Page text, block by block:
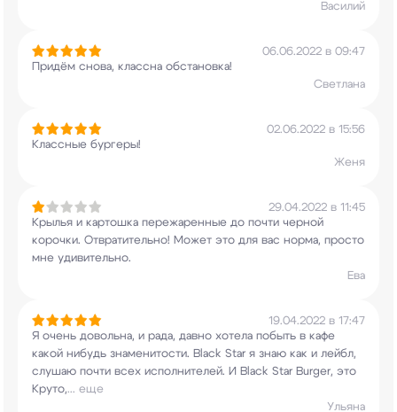
Василий
06.06.2022 в 09:47
Придём снова, классна обстановка!
Светлана
02.06.2022 в 15:56
Классные бургеры!
Женя
29.04.2022 в 11:45
Крылья и картошка пережаренные до почти черной
корочки. Отвратительно! Может это для вас норма, просто
мне удивительно.
Ева
19.04.2022 в 17:47
Я очень довольна, и рада, давно хотела побыть в кафе
какой нибудь знаменитости. Black Star я знаю как и лейбл,
слушаю почти всех исполнителей. И Black Star Burger, это
Круто,... еще
Ульяна